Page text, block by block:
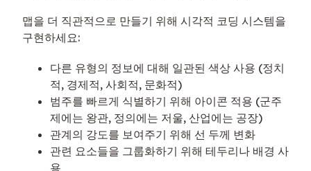
맵을 더 직관적으로 만들기 위해 시각적 코딩 시스템을
구현하세요:
다른 유형의 정보에 대해 일관된 색상 사용 (정치
적, 경제적, 사회적, 문화적)
범주를 빠르게 식별하기 위해 아이콘 적용 (군주
제에는 왕관, 정의에는 저울, 산업에는 공장)
관계의 강도를 보여주기 위해 선 두께 변화
관련 요소들을 그룹화하기 위해 테두리나 배경 사
용